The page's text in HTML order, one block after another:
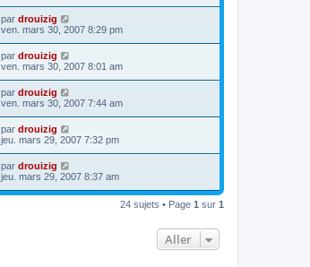
par drouizig
ven. mars 30, 2007 8:29 pm
par drouizig
ven. mars 30, 2007 8:01 am
par drouizig
ven. mars 30, 2007 7:44 am
par drouizig
jeu. mars 29, 2007 7:32 pm
par drouizig
jeu. mars 29, 2007 8:37 am
24 sujets • Page 1 sur 1
Aller